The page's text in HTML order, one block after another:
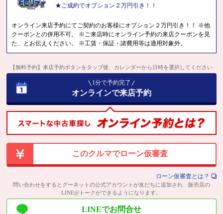
★ご成約でオプション２万円引き！！
オンライン来店予約にてご契約のお客様にオプション２万円引き！！ ※他
クーポンとの併用不可。 ※ご来店時にオンライン予約の来店クーポンを見
た、とお伝えください。 ※工賃・保証・諸費用等は適用対象外。
【無料予約】来店予約ボタンをタップ後、カレンダーから日時を選択してください
1分で予約完了
オンラインで来店予約
このクルマでローン仮審査
ローン仮審査とは？
問い合わせをするとグーネットの公式アカウントが友だちに追加され、販売店の
LINE@トークができるようになります。
LINEでお問合せ